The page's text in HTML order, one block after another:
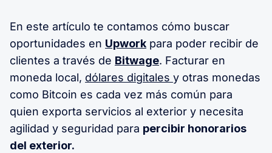
En este artículo te contamos cómo buscar
oportunidades en Upwork para poder recibir de
clientes a través de Bitwage. Facturar en
moneda local, dólares digitales y otras monedas
como Bitcoin es cada vez más común para
quien exporta servicios al exterior y necesita
agilidad y seguridad para percibir honorarios
del exterior.